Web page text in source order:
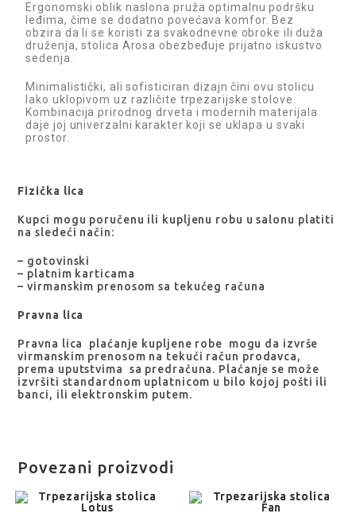
Ergonomski oblik naslona pruža optimalnu podršku
leđima, čime se dodatno povećava komfor. Bez
obzira da li se koristi za svakodnevne obroke ili duža
druženja, stolica Arosa obezbeđuje prijatno iskustvo
sedenja.
Minimalistički, ali sofisticiran dizajn čini ovu stolicu
lako uklopivom uz različite trpezarijske stolove.
Kombinacija prirodnog drveta i modernih materijala
daje joj univerzalni karakter koji se uklapa u svaki
prostor.
Fizička lica
Kupci mogu poručenu ili kupljenu robu u salonu platiti
na sledeći način:
– gotovinski
– platnim karticama
– virmanskim prenosom sa tekućeg računa
Pravna lica
Pravna lica plaćanje kupljene robe mogu da izvrše
virmanskim prenosom na tekući račun prodavca,
prema uputstvima sa predračuna. Plaćanje se može
izvršiti standardnom uplatnicom u bilo kojoj pošti ili
banci, ili elektronskim putem.
Povezani proizvodi